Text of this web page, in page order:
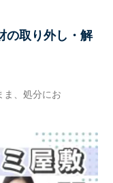
の取り外し・解
ま、処分にお